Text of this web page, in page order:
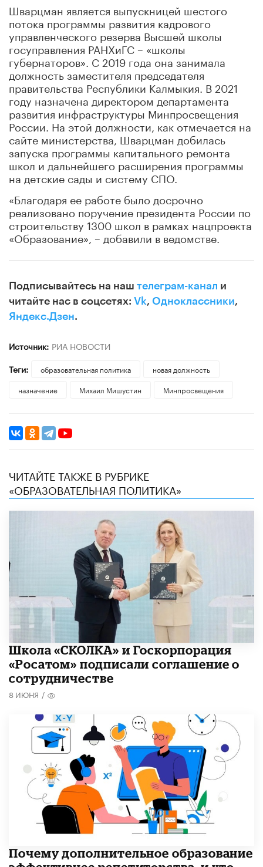
Шварцман является выпускницей шестого
потока программы развития кадрового
управленческого резерва Высшей школы
госуправления РАНХиГС – «школы
губернаторов». С 2019 года она занимала
должность заместителя председателя
правительства Республики Калмыкия. В 2021
году назначена директором департамента
развития инфраструктуры Минпросвещения
России. На этой должности, как отмечается на
сайте министерства, Шварцман добилась
запуска программы капитального ремонта
школ и дальнейшего расширения программы
на детские сады и систему СПО.
«Благодаря ее работе было досрочно
реализовано поручение президента России по
строительству 1300 школ в рамках нацпроекта
«Образование», – добавили в ведомстве.
Подписывайтесь на наш телеграм-канал и
читайте нас в соцсетях: Vk, Одноклассники,
Яндекс.Дзен.
Источник: РИА НОВОСТИ
Теги:
образовательная политика
новая должность
назначение
Михаил Мишустин Минпросвещения
ЧИТАЙТЕ ТАКЖЕ В РУБРИКЕ
«ОБРАЗОВАТЕЛЬНАЯ ПОЛИТИКА»
Школа «СКОЛКА» и Госкорпорация
«Росатом» подписали соглашение о
сотрудничестве
8 ИЮНЯ /
​Почему дополнительное образование